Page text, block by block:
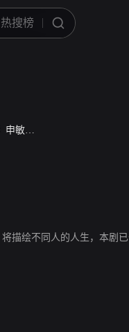
申敏儿
绘不同人的人生，本剧